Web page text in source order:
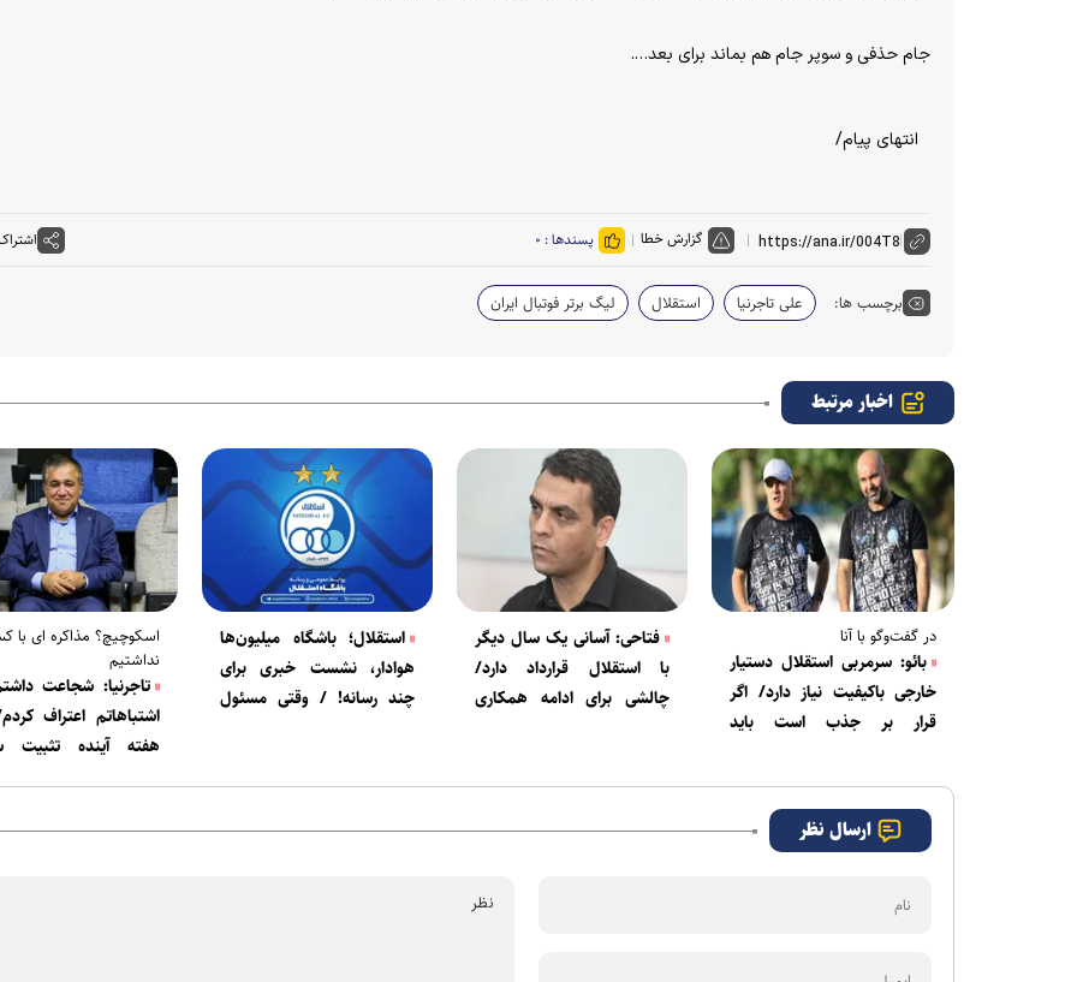
جام حذفی و سوپر جام هم بماند برای بعد….
انتهای پیام/
گزارش خطا پسندها : ۰
برچسب ها: علی تاجرنیا استقلال لیگ برتر فوتبال ایران
اخبار مرتبط
در گفت‌وگو با آنا
بائو: سرمربی استقلال دستیار
خارجی باکیفیت نیاز دارد/ اگر
قرار بر جذب است باید
فتاحی: آسانی یک سال دیگر
با استقلال قرارداد دارد/
چالشی برای ادامه همکاری
استقلال؛ باشگاه میلیون‌ها
هوادار، نشست خبری برای
چند رسانه! / وقتی مسئول
اسکوچیچ؟ مذاکره ای با
نداشتیم
تاجرنیا: شجاعت
اشتباهاتم اعتراف
هفته آینده تثبیت
ارسال نظر